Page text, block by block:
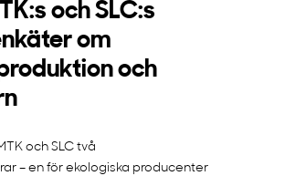
och SLC:s
om
och
och SLC två
– en för ekologiska producenter